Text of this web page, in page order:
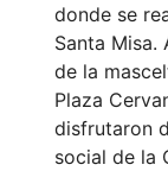
donde se
Santa Misa.
de la
Plaza
disfrutaron
social de la